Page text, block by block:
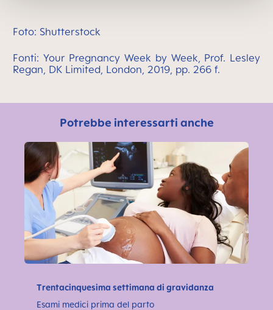
Foto: Shutterstock
Fonti: Your Pregnancy Week by Week, Prof. Lesley
Regan, DK Limited, London, 2019, pp. 266 f.
Potrebbe interessarti anche
Trentacinquesima settimana di gravidanza
Esami medici prima del parto